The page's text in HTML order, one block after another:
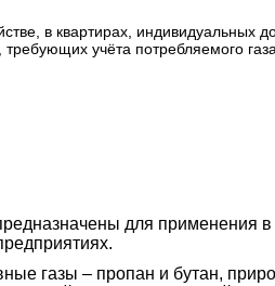
в квартирах, индивидуальных
учёта потребляемого газа
для применения
газы – пропан и бутан,